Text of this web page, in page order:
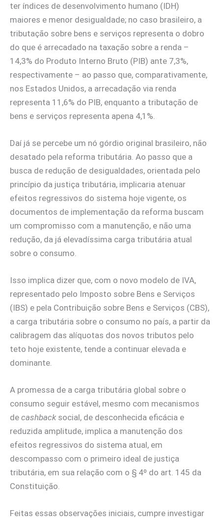
ter índices de desenvolvimento humano (IDH)
maiores e menor desigualdade; no caso brasileiro, a
tributação sobre bens e serviços representa o dobro
do que é arrecadado na taxação sobre a renda –
14,3% do Produto Interno Bruto (PIB) ante 7,3%,
respectivamente – ao passo que, comparativamente,
nos Estados Unidos, a arrecadação via renda
representa 11,6% do PIB, enquanto a tributação de
bens e serviços representa apena 4,1%.
Daí já se percebe um nó górdio original brasileiro, não
desatado pela reforma tributária. Ao passo que a
busca de redução de desigualdades, orientada pelo
princípio da justiça tributária, implicaria atenuar
efeitos regressivos do sistema hoje vigente, os
documentos de implementação da reforma buscam
um compromisso com a manutenção, e não uma
redução, da já elevadíssima carga tributária atual
sobre o consumo.
Isso implica dizer que, com o novo modelo de IVA,
representado pelo Imposto sobre Bens e Serviços
(IBS) e pela Contribuição sobre Bens e Serviços (CBS),
a carga tributária sobre o consumo no país, a partir da
calibragem das alíquotas dos novos tributos pelo
teto hoje existente, tende a continuar elevada e
dominante.
A promessa de a carga tributária global sobre o
consumo seguir estável, mesmo com mecanismos
de cashbacksocial, de desconhecida eficácia e
reduzida amplitude, implica a manutenção dos
efeitos regressivos do sistema atual, em
descompasso com o primeiro ideal de justiça
tributária, em sua relação com o § 4º do art. 145 da
Constituição.
Feitas essas observações iniciais, cumpre investigar